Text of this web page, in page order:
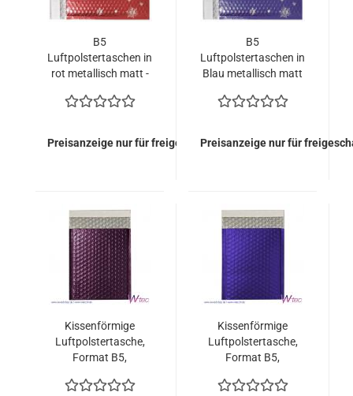
B5
Luftpolstertaschen in
rot metallisch matt -
(100 Stück = 144,00
Preisanzeige nur für freigeschaltete Kunden
B5
Luftpolstertaschen in
Blau metallisch matt
(100 Stück = 144,00
Preisanzeige nur für
Kissenförmige
Luftpolstertasche,
Format B5,
metallisch Matt (100
Kissenförmige
Luftpolstertasche,
Format B5,
metallisch Matt (100